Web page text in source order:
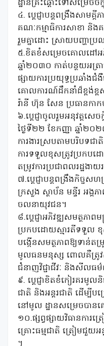
ដ្ឋានគ្រឹះឆ្តោះទៅសម្រេច
៤. ប្តេជ្ញាបន្តពង្រឹងសាមគ្គី
គណៈកម្មាធិការសាខា និង
រួមគ្នាដោះ ស្រាយបញ្ហាប្
៥.ខិតខំសម្រេចគោលដៅអ
ឆ្នាំ២០៣០ កាត់បន្ថយអត្រ
ផ្សាយការប្រយុទ្ធប្រឆាំង
គោលការណ៍ដឹកនាំដ៏ខ្ពង់ខ្ព
រ៉ានី ហ៊ុន សែន ប្រធានកាក
៦.ប្តេជ្ញាចូលរួមអនុវត្តសេច
ថ្ងៃទី២២ ខែកញ្ញា ឆ្នាំ២
ការងារស្របតាមបរិបទជាតិ
ការទទួលខុសត្រូវប្រកបដ
តម្រូវការប្រជាពលរដ្ឋងា
៧.បេ្តជ្ញាបន្តពង្រឹងកិច្ចស
ក្រសួង ស្ថាប័ន មន្ទីរ អង្
ចលនាយុវជន។
៨.បេ្តជ្ញាអភិវឌ្ឍសមត្ថភា
ប្រកបដោយស្មារតីទទួល ខុស
បង្កើនសមត្ថភាពឱ្យទាន់តម្
មូលធនមនុស្ស ពោលគឺត្រូវ
ជំនាញវិជ្ជាជីវៈ និងសីលធម៌
៩. បេ្តជ្ញាខិតខំកៀរគរមូ
ជាតិ និងអន្តរជាតិ ដើម្បីប
នៅមូល ដ្ឋានសម្រេចបា
១០.ផ្សព្វផ្សាយវិធានការ
គ្រោះធម្មជាតិ ត្រៀមជួយអ